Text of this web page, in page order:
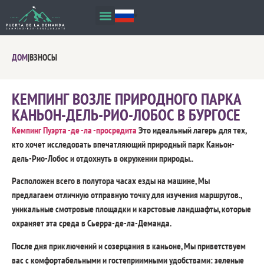
ДОМ|ВЗНОСЫ
КЕМПИНГ ВОЗЛЕ ПРИРОДНОГО ПАРКА
КАНЬОН-ДЕЛЬ-РИО-ЛОБОС В БУРГОСЕ
Кемпинг Пуэрта -де -ла -просредита Это идеальный лагерь для тех,
кто хочет исследовать впечатляющий природный парк Каньон-
дель-Рио-Лобос и отдохнуть в окружении природы..
Расположен всего в полутора часах езды на машине, Мы
предлагаем отличную отправную точку для изучения маршрутов.,
уникальные смотровые площадки и карстовые ландшафты, которые
охраняет эта среда в Сьерра-де-ла-Деманда.
После дня приключений и созерцания в каньоне, Мы приветствуем
вас с комфортабельными и гостеприимными удобствами: зеленые